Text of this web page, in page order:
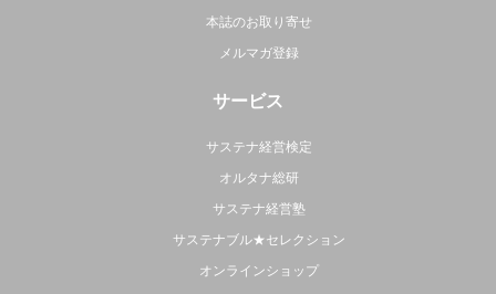
本誌のお取り寄せ
メルマガ登録
サービス
サステナ経営検定
オルタナ総研
サステナ経営塾
サステナブル★セレクション
オンラインショップ